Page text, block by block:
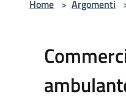
Home > Argomenti